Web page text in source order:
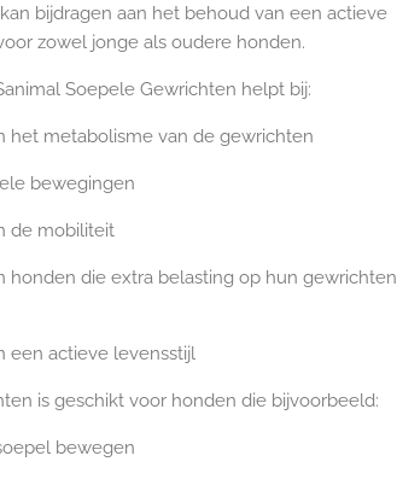
bijdragen aan het behoud van een actieve
zowel jonge als oudere honden.
Soepele Gewrichten helpt bij:
het metabolisme van de gewrichten
bewegingen
de mobiliteit
honden die extra belasting op hun gewrichten
een actieve levensstijl
is geschikt voor honden die bijvoorbeeld:
bewegen